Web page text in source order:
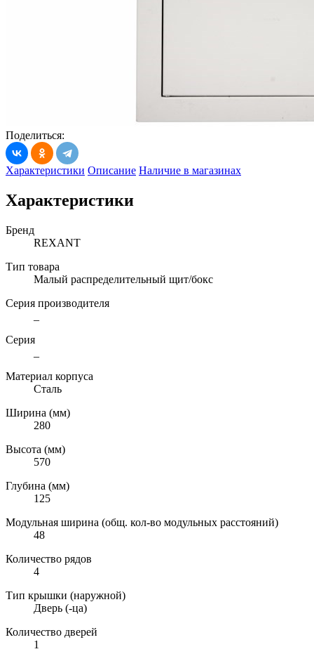
Поделиться:
Характеристики Описание Наличие в магазинах
Характеристики
Бренд
REXANT
Тип товара
Малый распределительный щит/бокс
Серия производителя
Серия
Материал корпуса
Сталь
Ширина (мм)
280
Высота (мм)
570
Глубина (мм)
125
Модульная ширина (общ. кол-во модульных расстояний)
48
Количество рядов
4
Тип крышки (наружной)
Дверь (-ца)
Количество дверей
1